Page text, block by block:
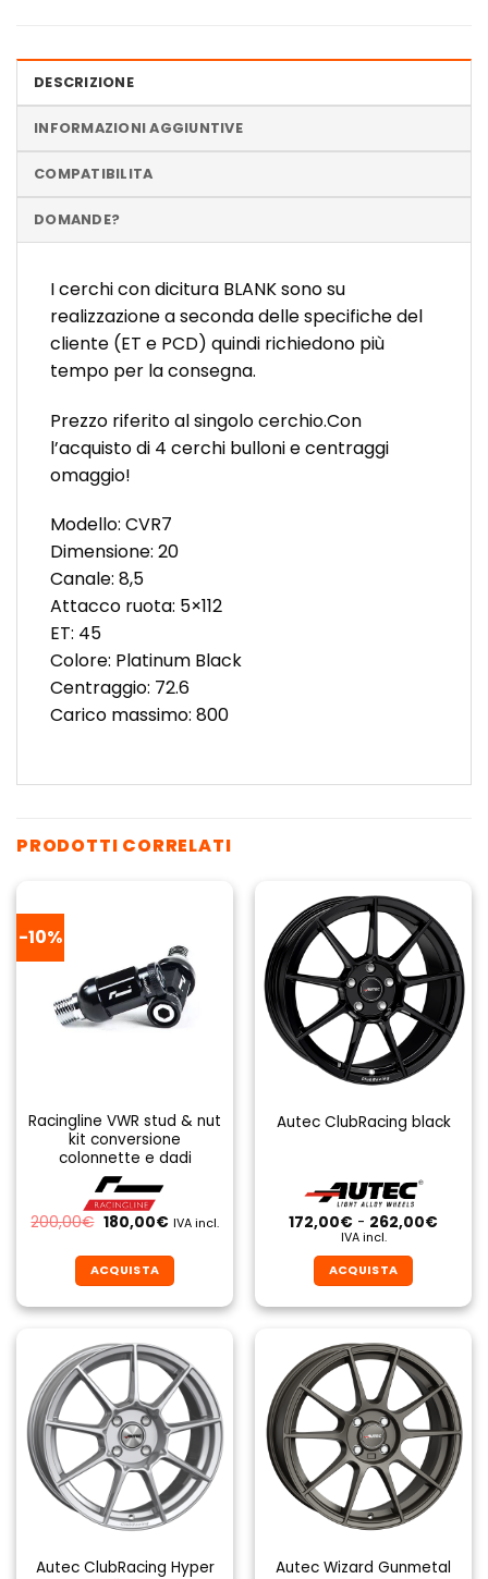
DESCRIZIONE
INFORMAZIONI AGGIUNTIVE
COMPATIBILITA
DOMANDE?
I cerchi con dicitura BLANK sono su
realizzazione a seconda delle specifiche del
cliente (ET e PCD) quindi richiedono più
tempo per la consegna.
Prezzo riferito al singolo cerchio.Con
l’acquisto di 4 cerchi bulloni e centraggi
omaggio!
Modello: CVR7
Dimensione: 20
Canale: 8,5
Attacco ruota: 5×112
ET: 45
Colore: Platinum Black
Centraggio: 72.6
Carico massimo: 800
PRODOTTI CORRELATI
-10%
Racingline VWR stud & nut
kit conversione
colonnette e dadi
200,00€ Il
prezzo
era:
200,00€.
180,00€Il
è:
180,00€.
IVA incl.
ACQUISTA
prodotto
ha
più
varianti.
Le
opzioni
possono
essere
scelte
nella
del
Autec ClubRacing black
172,00€ - 262,00€Fascia
IVA incl.
ACQUISTA
prodotto
ha
più
varianti.
Le
opzioni
possono
essere
scelte
nella
del
Autec ClubRacing Hyper
Autec Wizard Gunmetal